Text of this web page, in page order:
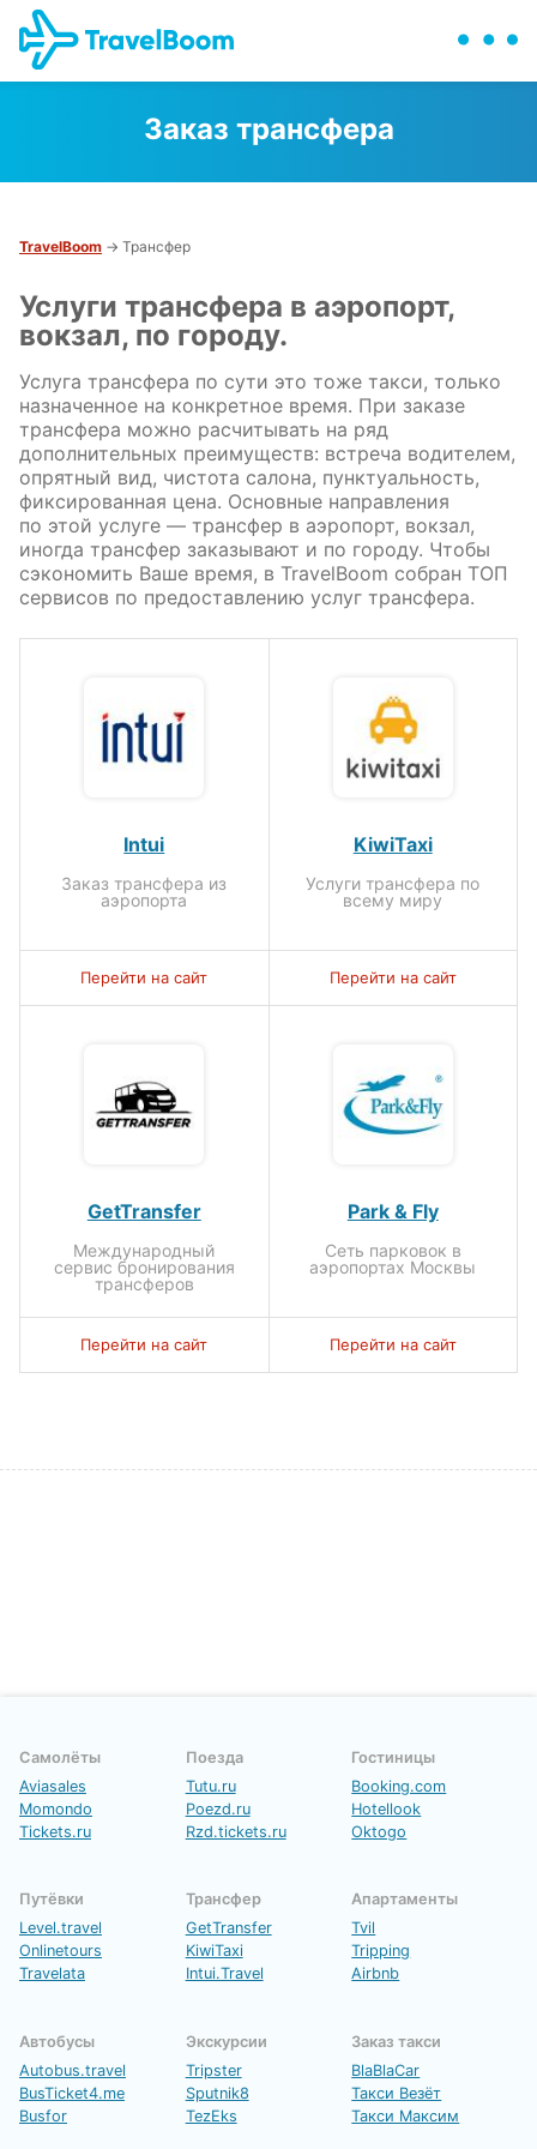
Заказ трансфера
TravelBoom → Трансфер
Услуги трансфера в аэропорт,
вокзал, по городу.
Услуга трансфера по сути это тоже такси, только
назначенное на конкретное время. При заказе
трансфера можно расчитывать на ряд
дополнительных преимуществ: встреча водителем,
опрятный вид, чистота салона, пунктуальность,
фиксированная цена. Основные направления
по этой услуге — трансфер в аэропорт, вокзал,
иногда трансфер заказывают и по городу. Чтобы
сэкономить Ваше время, в TravelBoom собран ТОП
сервисов по предоставлению услуг трансфера.
Intui
Заказ трансфера из
аэропорта
Перейти на сайт
KiwiTaxi
Услуги трансфера по
всему миру
Перейти на сайт
GetTransfer
Международный
сервис бронирования
трансферов
Перейти на сайт
Park & Fly
Сеть парковок в
аэропортах Москвы
Перейти на сайт
Самолёты
Aviasales
Momondo
Tickets.ru
Поезда
Tutu.ru
Poezd.ru
Rzd.tickets.ru
Гостиницы
Booking.com
Hotellook
Oktogo
Путёвки
Level.travel
Onlinetours
Travelata
Трансфер
GetTransfer
KiwiTaxi
Intui.Travel
Апартаменты
Tvil
Tripping
Airbnb
Автобусы
Autobus.travel
BusTicket4.me
Busfor
Экскурсии
Tripster
Sputnik8
TezEks
Заказ такси
BlaBlaCar
Такси Везёт
Такси Максим